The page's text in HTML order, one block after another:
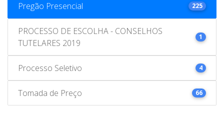
Pregão Presencial 225
PROCESSO DE ESCOLHA - CONSELHOS
TUTELARES 2019
1
Processo Seletivo 4
Tomada de Preço 66